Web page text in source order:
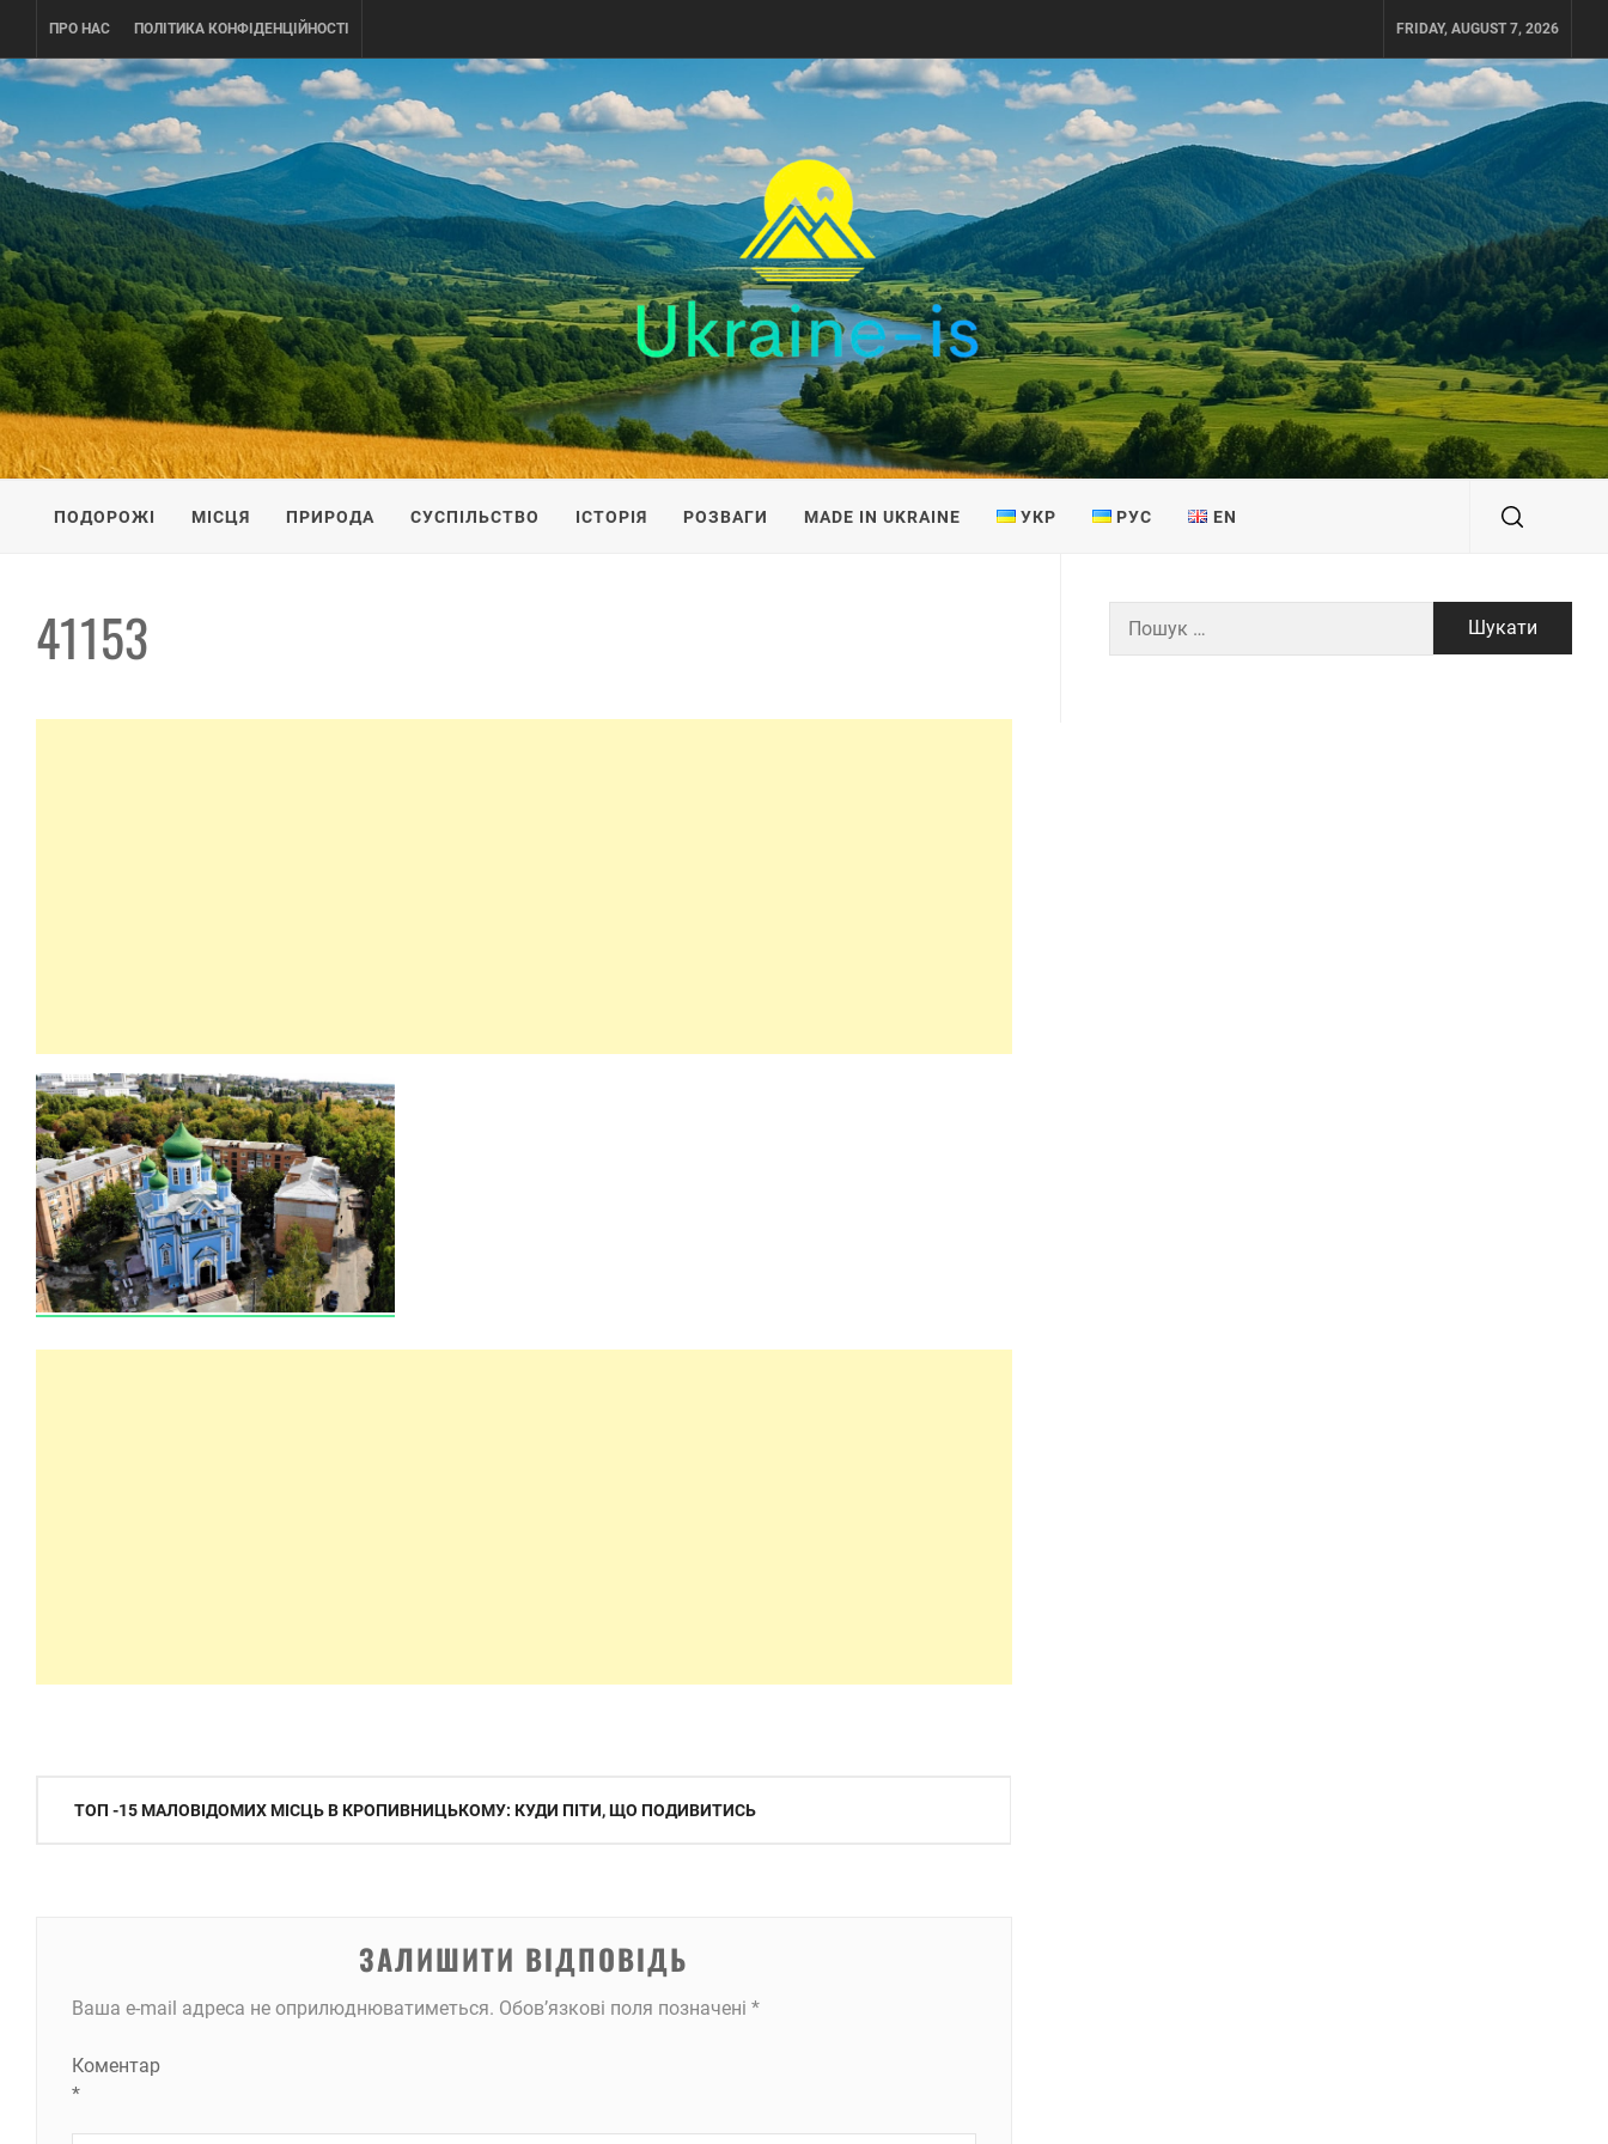
content
ПРО НАС ПОЛІТИКА КОНФІДЕНЦІЙНОСТІ FRIDAY, AUGUST 7, 2026
UKRAINE-IS
ПОДОРОЖI ПО УКРАЇНІ
ПОДОРОЖІ МІСЦЯ ПРИРОДА СУСПІЛЬСТВО ІСТОРІЯ РОЗВАГИ MADE IN UKRAINE УКР РУС EN
41153
Навігація
ТОП -15 МАЛОВІДОМИХ МІСЦЬ В КРОПИВНИЦЬКОМУ: КУДИ ПІТИ, ЩО ПОДИВИТИСЬ
ЗАЛИШИТИ ВІДПОВІДЬ
Ваша e-mail адреса не оприлюднюватиметься. Обов’язкові поля позначені *
Коментар
*